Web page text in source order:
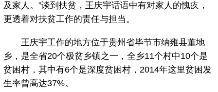
及家人。”谈到扶贫，王庆宇话语中有对家人的愧疚，
更透着对扶贫工作的责任与担当。
王庆宇工作的地方位于贵州省毕节市纳雍县董地
乡，是全省20个极贫乡镇之一，全乡11个村中10个是
贫困村，其中有6个是深度贫困村，2014年这里贫困发
生率曾高达37%。